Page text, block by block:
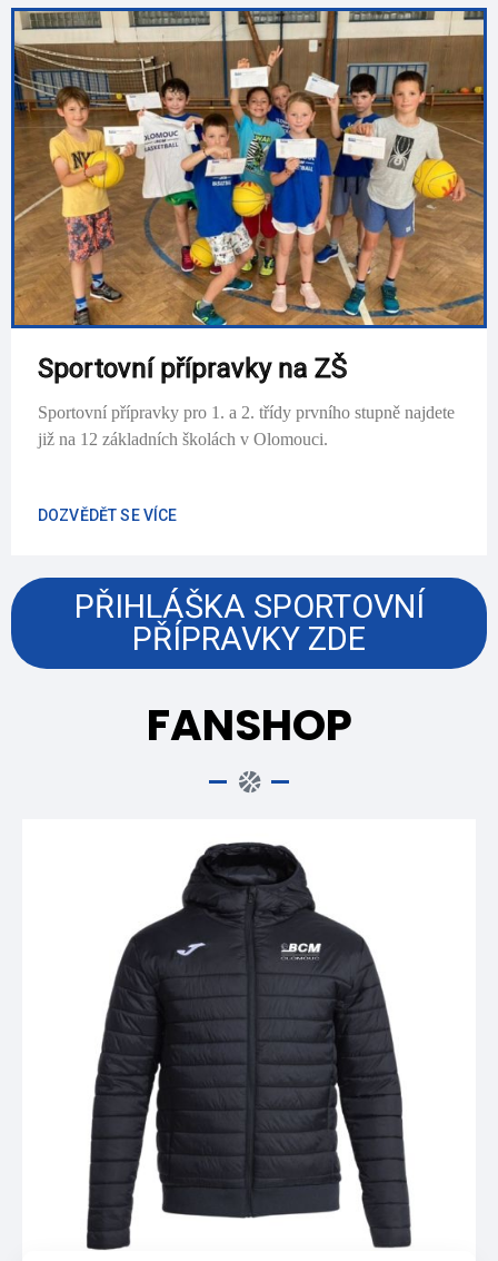
Sportovní přípravky na ZŠ
Sportovní přípravky pro 1. a 2. třídy prvního stupně najdete
již na 12 základních školách v Olomouci.
DOZVĚDĚT SE VÍCE
PŘIHLÁŠKA SPORTOVNÍ
PŘÍPRAVKY ZDE
FANSHOP